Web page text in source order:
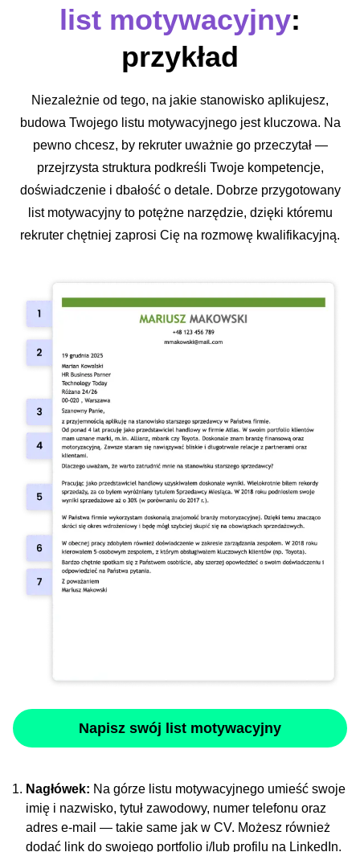
list motywacyjny:
przykład
Niezależnie od tego, na jakie stanowisko aplikujesz,
budowa Twojego listu motywacyjnego jest kluczowa. Na
pewno chcesz, by rekruter uważnie go przeczytał —
przejrzysta struktura podkreśli Twoje kompetencje,
doświadczenie i dbałość o detale. Dobrze przygotowany
list motywacyjny to potężne narzędzie, dzięki któremu
rekruter chętniej zaprosi Cię na rozmowę kwalifikacyjną.
Napisz swój list motywacyjny
Nagłówek: Na górze listu motywacyjnego umieść swoje
imię i nazwisko, tytuł zawodowy, numer telefonu oraz
adres e-mail — takie same jak w CV. Możesz również
dodać link do swojego portfolio i/lub profilu na LinkedIn.